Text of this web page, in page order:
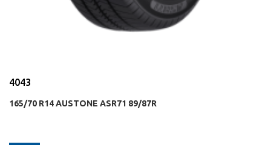
4043
165/70 R14 AUSTONE ASR71 89/87R